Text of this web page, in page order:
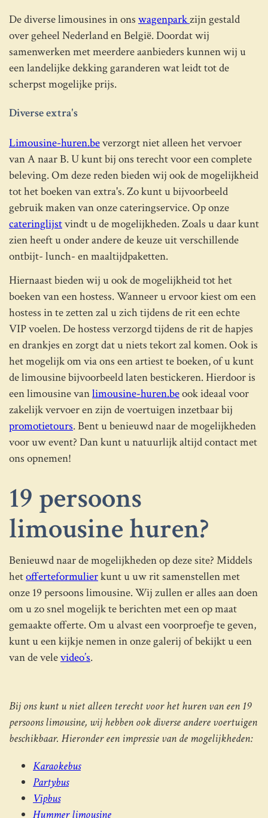
De diverse limousines in ons wagenparkzijn gestald
over geheel Nederland en België. Doordat wij
samenwerken met meerdere aanbieders kunnen wij u
een landelijke dekking garanderen wat leidt tot de
scherpst mogelijke prijs.
Diverse extra's
Limousine-huren.beverzorgt niet alleen het vervoer
van A naar B. U kunt bij ons terecht voor een complete
beleving. Om deze reden bieden wij ook de mogelijkheid
tot het boeken van extra's. Zo kunt u bijvoorbeeld
gebruik maken van onze cateringservice. Op onze
cateringlijstvindt u de mogelijkheden. Zoals u daar kunt
zien heeft u onder andere de keuze uit verschillende
ontbijt- lunch- en maaltijdpaketten.
Hiernaast bieden wij u ook de mogelijkheid tot het
boeken van een hostess. Wanneer u ervoor kiest om een
hostess in te zetten zal u zich tijdens de rit een echte
VIP voelen. De hostess verzorgd tijdens de rit de hapjes
en drankjes en zorgt dat u niets tekort zal komen. Ook is
het mogelijk om via ons een artiest te boeken, of u kunt
de limousine bijvoorbeeld laten bestickeren. Hierdoor is
een limousine vanlimousine-huren.beook ideaal voor
zakelijk vervoer en zijn de voertuigen inzetbaar bij
promotietours. Bent u benieuwd naar de mogelijkheden
voor uw event? Dan kunt u natuurlijk altijd contact met
ons opnemen!
19 persoons
limousine huren?
Benieuwd naar de mogelijkheden op deze site? Middels
hetofferteformulierkunt u uw rit samenstellen met
onze 19 persoons limousine. Wij zullen er alles aan doen
om u zo snel mogelijk te berichten met een op maat
gemaakte offerte. Om u alvast een voorproefje te geven,
kunt u een kijkje nemen in onze galerij of bekijkt u een
van de velevideo’s.
Bij ons kunt u niet alleen terecht voor het huren van een 19
persoons limousine, wij hebben ook diverse andere voertuigen
beschikbaar. Hieronder een impressie van de mogelijkheden:
Karaokebus
Partybus
Vipbus
Hummer limousine